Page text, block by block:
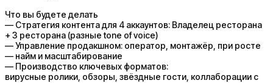
Что вы будете делать
— Стратегия контента для 4 аккаунтов: Владелец ресторана
+ 3 ресторана (разные tone of voice)
— Управление продакшном: оператор, монтажёр, при росте
— найм и масштабирование
— Производство ключевых форматов:
вирусные ролики, обзоры, звёздные гости, коллаборации с